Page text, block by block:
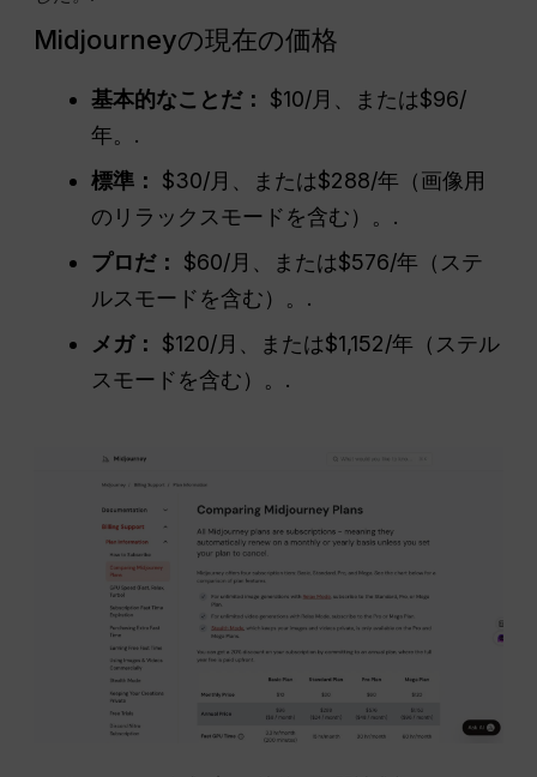
Midjourneyの現在の価格
基本的なことだ：
$10/月、または$96/
年。.
標準：
$30/月、または$288/年（画像用
のリラックスモードを含む）。.
プロだ：
$60/月、または$576/年（ステ
ルスモードを含む）。.
メガ：
$120/月、または$1,152/年（ステル
スモードを含む）。.